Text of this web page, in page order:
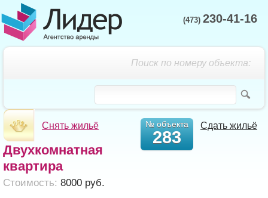
(473) 230-41-16
Поиск по номеру объекта:
Снять жильё Сдать жильё
№ объекта
283
Двухкомнатная
квартира
Cтоимость: 8000 руб.